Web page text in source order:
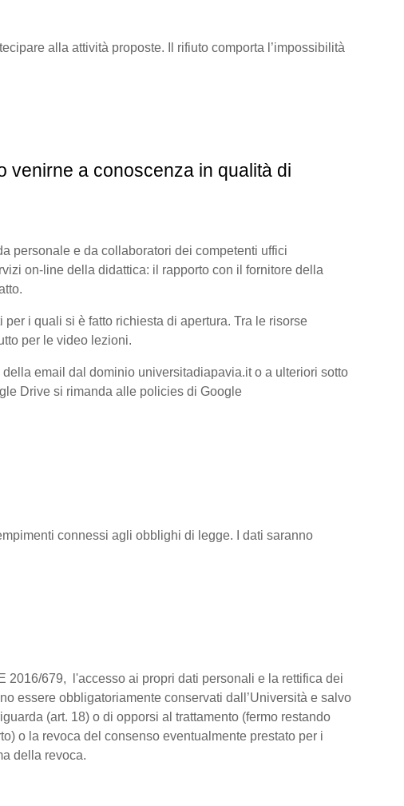
alla attività proposte. Il rifiuto comporta l’impossibilità
venirne a conoscenza in qualità di
personale e da collaboratori dei competenti uffici
on-line della didattica: il rapporto con il fornitore della
i quali si è fatto richiesta di apertura. Tra le risorse
per le video lezioni.
email dal dominio universitadiapavia.it o a ulteriori sotto
Drive si rimanda alle policies di Google
connessi agli obblighi di legge. I dati saranno
679, l'accesso ai propri dati personali e la rettifica dei
essere obbligatoriamente conservati dall’Università e salvo
(art. 18) o di opporsi al trattamento (fermo restando
o la revoca del consenso eventualmente prestato per i
della revoca.